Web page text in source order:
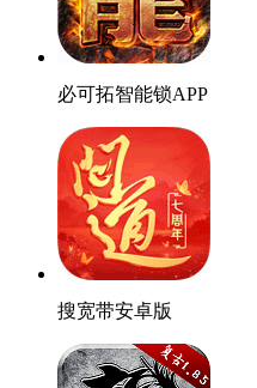
必可拓智能锁APP
搜宽带安卓版